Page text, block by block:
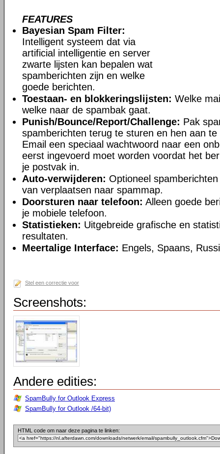
FEATURES
Bayesian Spam Filter:
Intelligent systeem dat via
artificial intelligentie en server
zwarte lijsten kan bepalen wat
spamberichten zijn en welke
goede berichten.
Toestaan- en blokkeringslijsten: Welke
welke naar de spambak gaat.
Punish/Bounce/Report/Challenge: Pak
spamberichten terug te sturen en hen aan
Email een speciaal wachtwoord naar een
eerst ingevoerd moet worden voordat het
je postvak in.
Auto-verwijderen: Optioneel
van verplaatsen naar spammap.
Doorsturen naar telefoon: Alleen goede
je mobiele telefoon.
Statistieken: Uitgebreide grafische en
resultaten.
Meertalige Interface: Engels, Spaans,
Stel een correctie voor
Screenshots:
Andere edities:
SpamBully for Outlook Express
SpamBully for Outlook /64-bit)
HTML code om naar deze pagina te linken: